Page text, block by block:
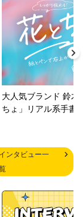
大人気ブランド 鈴木
ちょ」リアル系手書
インタビュー一